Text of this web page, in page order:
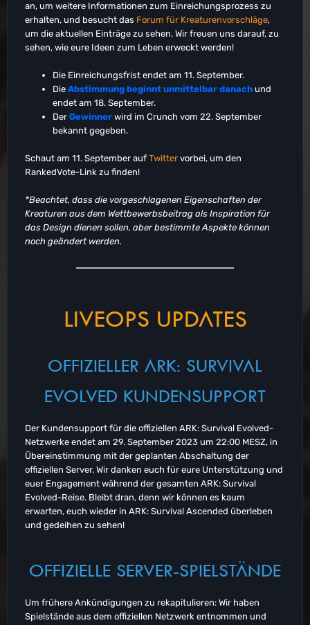
an, um weitere Informationen zum Einreichungsprozess zu
erhalten, und besucht das Forum für Kreaturenvorschläge,
um die aktuellen Einträge zu sehen. Wir freuen uns darauf, zu
sehen, wie eure Ideen zum Leben erweckt werden!
Die Einreichungsfrist endet am 11. September.
Die Abstimmung beginnt unmittelbar danach und
endet am 18. September.
Der Gewinner wird im Crunch vom 22. September
bekannt gegeben.
Schaut am 11. September auf Twitter vorbei, um den
RankedVote-Link zu finden!
*Beachtet, dass die vorgeschlagenen Eigenschaften der
Kreaturen aus dem Wettbewerbsbeitrag als Inspiration für
das Design dienen sollen, aber bestimmte Aspekte können
noch geändert werden.
LIVEOPS UPDATES
OFFIZIELLER ARK: SURVIVAL
EVOLVED KUNDENSUPPORT
Der Kundensupport für die offiziellen ARK: Survival Evolved-
Netzwerke endet am 29. September 2023 um 22:00 MESZ, in
Übereinstimmung mit der geplanten Abschaltung der
offiziellen Server. Wir danken euch für eure Unterstützung und
euer Engagement während der gesamten ARK: Survival
Evolved-Reise. Bleibt dran, denn wir können es kaum
erwarten, euch wieder in ARK: Survival Ascended überleben
und gedeihen zu sehen!
OFFIZIELLE SERVER-SPIELSTÄNDE
Um frühere Ankündigungen zu rekapitulieren: Wir haben
Spielstände aus dem offiziellen Netzwerk entnommen und